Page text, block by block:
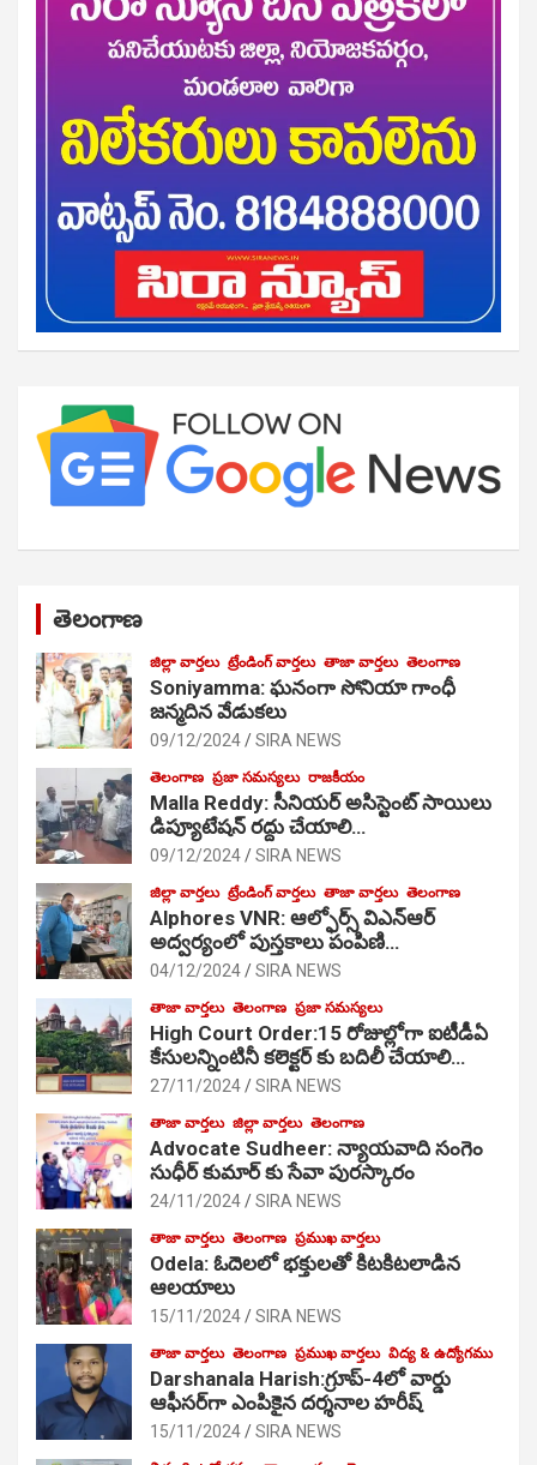
తెలంగాణ
జిల్లా వార్తలు ట్రేండింగ్ వార్తలు తాజా వార్తలు తెలంగాణ
Soniyamma: ఘ‌నంగా సోనియా గాంధీ
జ‌న్మ‌దిన వేడుక‌లు
09/12/2024 SIRA NEWS
తెలంగాణ ప్రజా సమస్యలు రాజకీయం
Malla Reddy: సీనియర్ అసిస్టెంట్ సాయిలు
డిప్యూటేషన్ రద్దు చేయాలి…
09/12/2024 SIRA NEWS
జిల్లా వార్తలు ట్రేండింగ్ వార్తలు తాజా వార్తలు తెలంగాణ
Alphores VNR: ఆల్ఫోర్స్ విఎన్ఆర్
అద్వర్యంలో పుస్తకాలు పంపిణి…
04/12/2024 SIRA NEWS
తాజా వార్తలు తెలంగాణ ప్రజా సమస్యలు
High Court Order:15 రోజుల్లోగా ఐటీడీఏ
కేసులన్నింటినీ కలెక్టర్ కు బదిలీ చేయాలి…
27/11/2024 SIRA NEWS
తాజా వార్తలు జిల్లా వార్తలు తెలంగాణ
Advocate Sudheer: న్యాయవాది సంగెం
సుధీర్ కుమార్ కు సేవా పురస్కారం
24/11/2024 SIRA NEWS
తాజా వార్తలు తెలంగాణ ప్రముఖ వార్తలు
Odela: ఓదెల‌లో భక్తులతో కిటకిటలాడిన
ఆల‌యాలు
15/11/2024 SIRA NEWS
తాజా వార్తలు తెలంగాణ ప్రముఖ వార్తలు విద్య & ఉద్యోగము
Darshanala Harish:గ్రూప్-4లో వార్డు
ఆఫీసర్‌గా ఎంపికైన దర్శనాల హరీష్
15/11/2024 SIRA NEWS